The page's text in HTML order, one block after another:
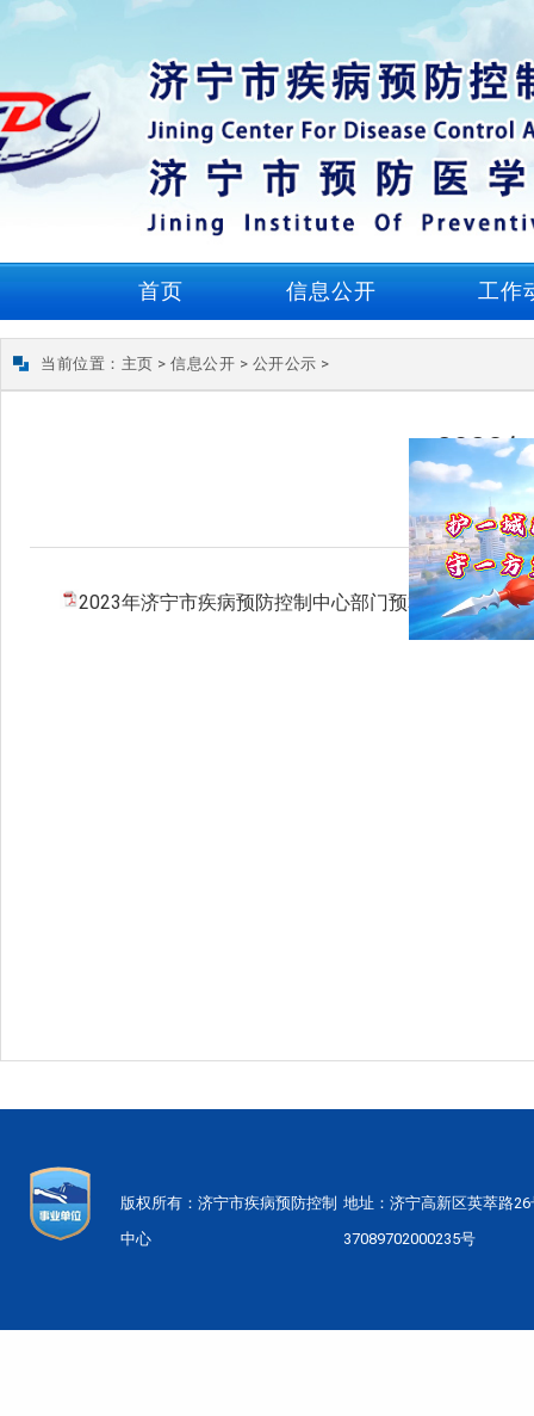
首页 信息公开 工作
当前位置： 主页 > 信息公开 > 公开公示 >
2023
2023年济宁市疾病预防控制中心部门预算.pdf
版权所有：济宁市疾病预防控制
中心
地址：济宁高新区英萃路
37089702000235号